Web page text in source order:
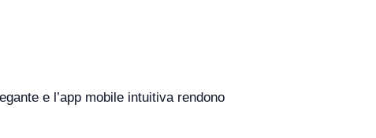
e l’app mobile intuitiva rendono